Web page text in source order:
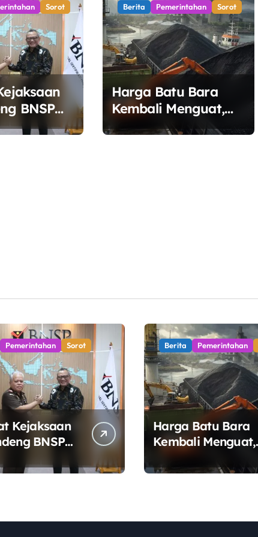
Sorot
BNSP
Berita Pemerintahan Sorot
Harga Batu Bara
Kembali Menguat,
Ditopang Lonjakan
Pemerintahan Sorot
Kejaksaan
BNSP
Jaksa
Berita Pemerintahan
Harga Batu Bara
Kembali Menguat,
Ditopang Lonjakan
Harga Minyak dan